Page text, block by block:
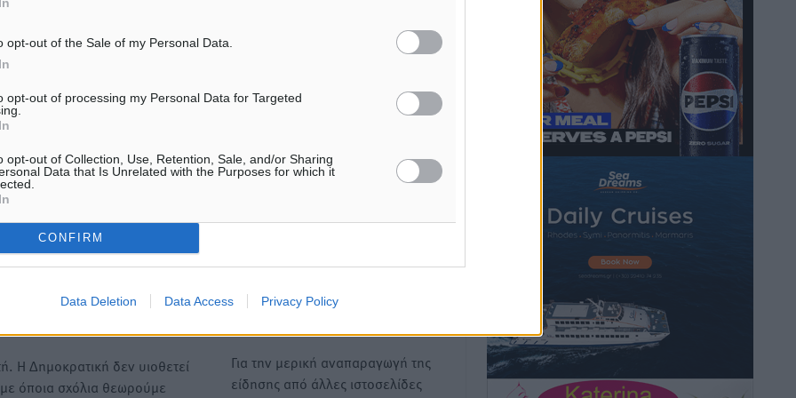
opt-out of the Sale of my Personal Data.
opt-out of processing my Personal Data for Targeted
opt-out of Collection, Use, Retention, Sale, and/or Sharing
Data that Is Unrelated with the Purposes for which it
CONFIRM
Data Deletion Data Access Privacy Policy
ΕΠΙΣΗΣ
ΕΙΔΉΣΕΙΣ
μέτρα για την ενίσχυση
Νοσοκομείου Ρόδου και
ανακοίνωσε ο
Άδωνις Γεωργιάδης
ΤΟΠΙΚΈΣ ΕΙΔΉΣΕΙΣ
Iατρικός Σύλλογος Ροδου προς Α.
Υγείας στη Νησιωτική Ελλάδα και
Η Δημοκρατική δεν υιοθετεί
όποια σχόλια θεωρούμε
Για την μερική αναπαραγωγή της
είδησης από άλλες ιστοσελίδες
Φοίβος: Η μεγάλη επιστροφή του
Μπρένο Σαλβατιέρα
Αθλητικά• πριν 1 ώρα
Κλεάνθης: Έτοιμες οι κάρτες διαρκείας
της νέας σεζόν
πριν 1 ώρα
Ατρόμητος Διμυλιάς: Ο Μαργαρίτης και
μία αδιαπραγμάτευτη φιλοσοφία
• πριν 1 ώρα
Ακαδημίες η Ειρήνη Παπαεμμανουήλ
Αθλητικά• πριν 2 ώρες
ΣΚΟΕ: Σαββατοκύριακο με αγώνες από